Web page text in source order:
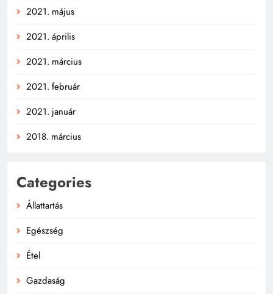
2021. május
2021. április
2021. március
2021. február
2021. január
2018. március
Categories
Állattartás
Egészség
Étel
Gazdaság